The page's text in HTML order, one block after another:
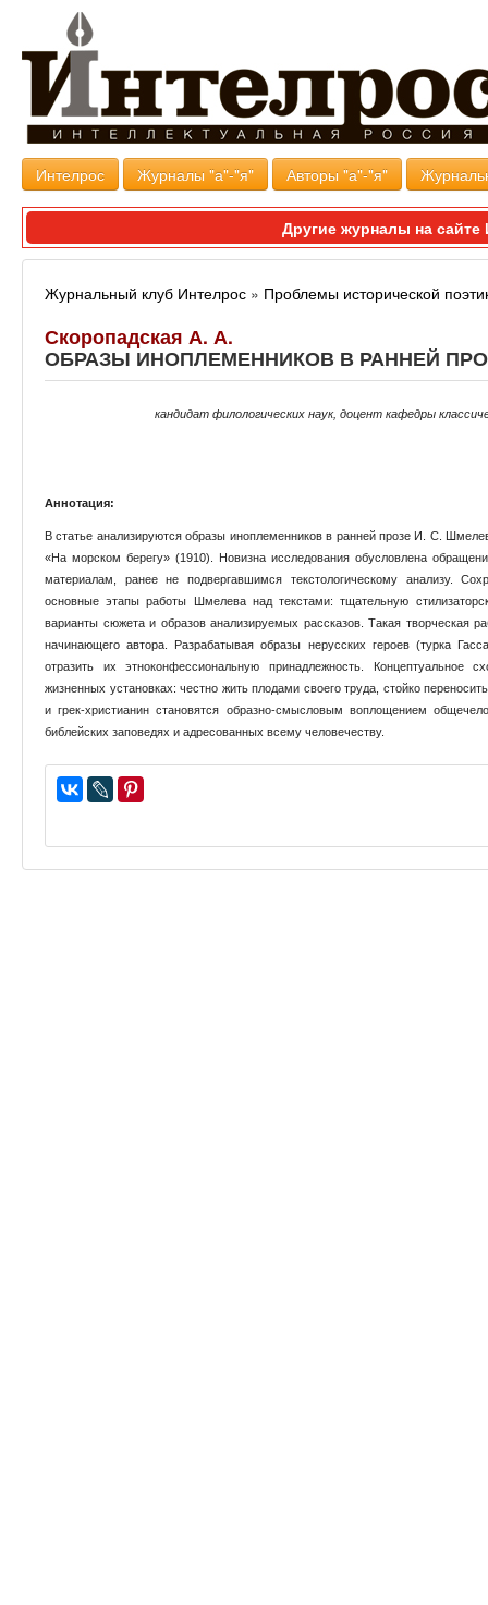
Интелрос Журналы "а"-"я" Авторы "а"-"я"
Другие журналы на
Журнальный клуб Интелрос » Проблемы исторической
Скоропадская А. А.
ОБРАЗЫ ИНОПЛЕМЕННИКОВ В РАННЕЙ
кандидат филологических наук, доцент кафедры
Аннотация:
В статье анализируются образы иноплеменников в ранней прозе И. С.
«На морском берегу» (1910). Новизна исследования обусловлена
материалам, ранее не подвергавшимся текстологическому анализу.
основные этапы работы Шмелева над текстами: тщательную
варианты сюжета и образов анализируемых рассказов. Такая творческая
начинающего автора. Разрабатывая образы нерусских героев (турка
отразить их этноконфессиональную принадлежность. Концептуальное
жизненных установках: честно жить плодами своего труда, стойко
и грек-христианин становятся образно-смысловым воплощением
библейских заповедях и адресованных всему человечеству.